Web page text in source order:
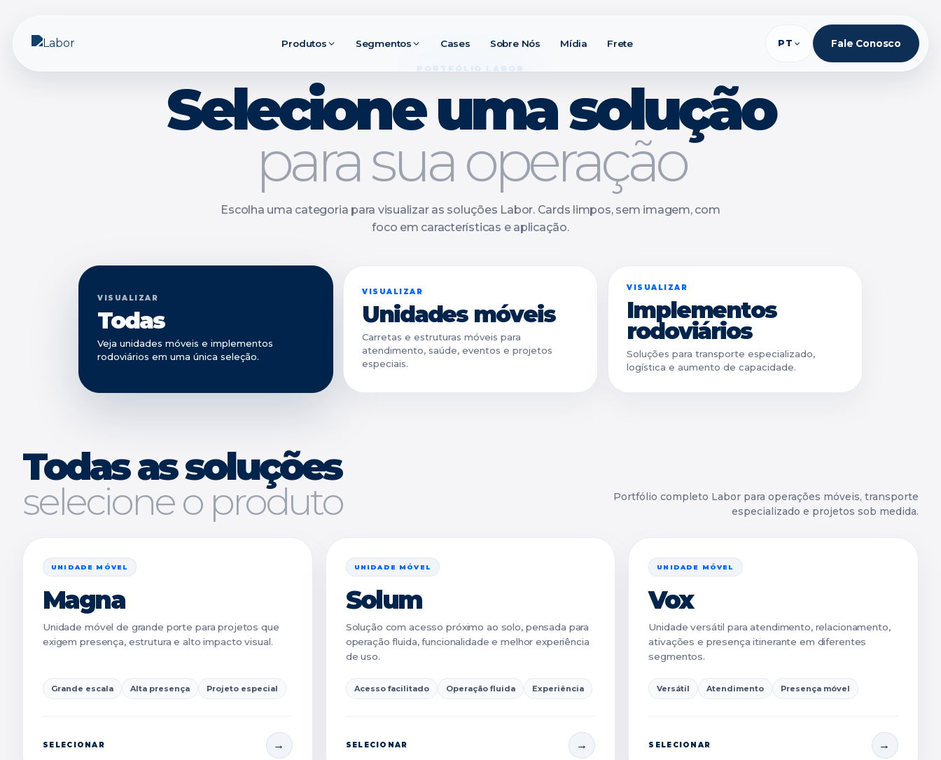
Produtos Segmentos Cases Sobre Nós Mídia Frete PT Fale Conosco
PORTFÓLIO LABOR
Selecione uma solução
para sua operação
Escolha uma categoria para visualizar as soluções Labor. Cards limpos, sem imagem, com
foco em características e aplicação.
VISUALIZAR
Todas
Veja unidades móveis e implementos
rodoviários em uma única seleção.
VISUALIZAR
Unidades móveis
Carretas e estruturas móveis para
atendimento, saúde, eventos e projetos
especiais.
VISUALIZAR
Implementos
rodoviários
Soluções para transporte especializado,
logística e aumento de capacidade.
Todas as soluções
selecione o produto
Portfólio completo Labor para operações móveis, transporte
especializado e projetos sob medida.
UNIDADE MÓVEL
Magna
Unidade móvel de grande porte para projetos que
exigem presença, estrutura e alto impacto visual.
Grande escala Alta presença Projeto especial
SELECIONAR
UNIDADE MÓVEL
Solum
Solução com acesso próximo ao solo, pensada para
operação fluida, funcionalidade e melhor experiência
de uso.
Acesso facilitado Operação fluida Experiência
SELECIONAR
UNIDADE MÓVEL
Vox
Unidade versátil para atendimento, relacionamento,
ativações e presença itinerante em diferentes
segmentos.
Versátil Atendimento Presença móvel
SELECIONAR